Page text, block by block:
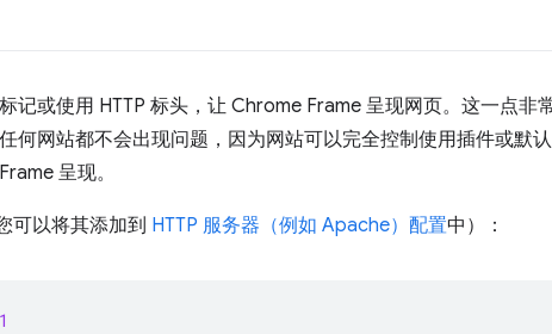
记或使用 HTTP 标头，让 Chrome Frame 呈现网页。这一点非
何网站都不会出现问题，因为网站可以完全控制使用插件或默
呈现。
可以将其添加到 HTTP 服务器（例如 Apache）配置中）：